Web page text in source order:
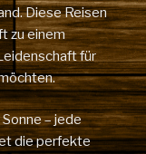
Diese Reisen
zu einem
für
– jede
die perfekte